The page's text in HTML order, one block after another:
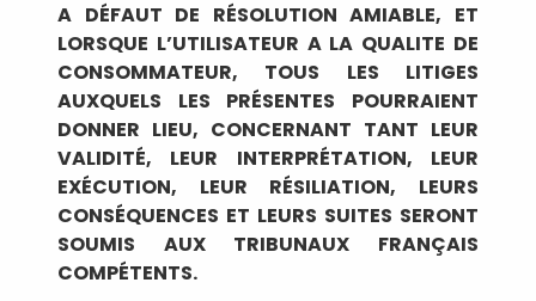
A DÉFAUT DE RÉSOLUTION AMIABLE, ET
LORSQUE L’UTILISATEUR A LA QUALITE DE
CONSOMMATEUR, TOUS LES LITIGES
AUXQUELS LES PRÉSENTES POURRAIENT
DONNER LIEU, CONCERNANT TANT LEUR
VALIDITÉ, LEUR INTERPRÉTATION, LEUR
EXÉCUTION, LEUR RÉSILIATION, LEURS
CONSÉQUENCES ET LEURS SUITES SERONT
SOUMIS AUX TRIBUNAUX FRANÇAIS
COMPÉTENTS.